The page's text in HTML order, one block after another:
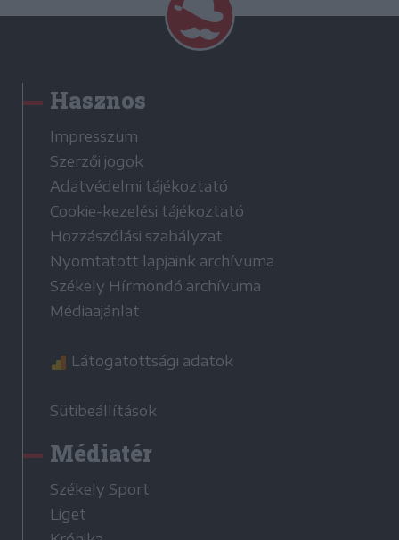
Hasznos
Impresszum
Szerzői jogok
Adatvédelmi tájékoztató
Cookie-kezelési tájékoztató
Hozzászólási szabályzat
Nyomtatott lapjaink archívuma
Székely Hírmondó archívuma
Médiaajánlat
Látogatottsági adatok
Sütibeállítások
Médiatér
Székely Sport
Liget